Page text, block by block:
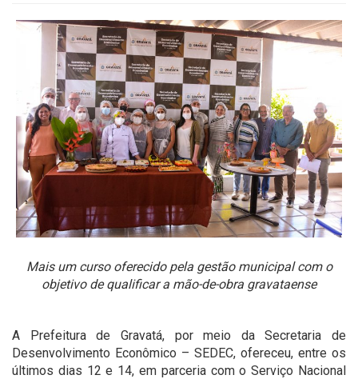
Mais um curso oferecido pela gestão municipal com o
objetivo de qualificar a mão-de-obra gravataense
A Prefeitura de Gravatá, por meio da Secretaria de
Desenvolvimento Econômico – SEDEC, ofereceu, entre os
últimos dias 12 e 14, em parceria com o Serviço Nacional